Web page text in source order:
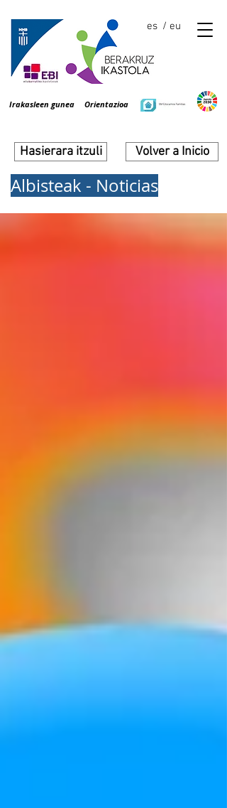
Irakasleen gunea Orientazioa
es / eu
Hasierara itzuli Volver a Inicio
Albisteak - Noticias